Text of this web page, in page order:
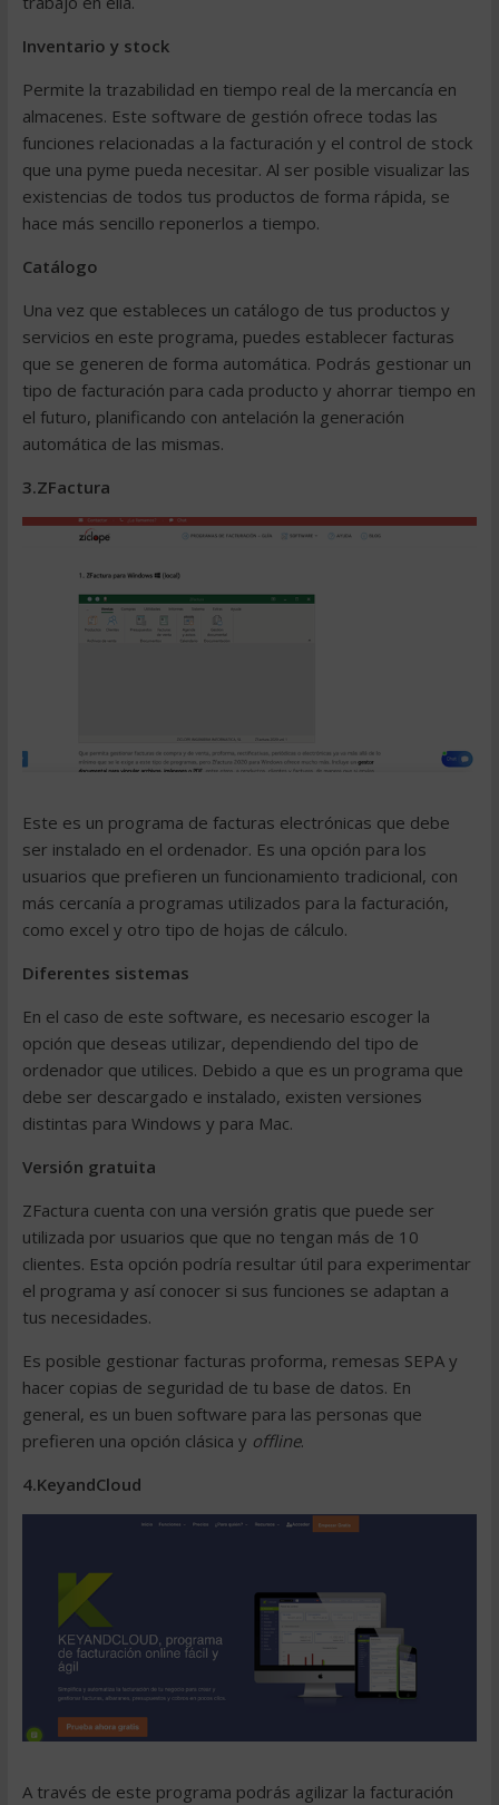
Inventario y stock
Permite la trazabilidad en tiempo real de la mercancía en
almacenes. Este software de gestión ofrece todas las
funciones relacionadas a la facturación y el control de stock
que una pyme pueda necesitar. Al ser posible visualizar las
existencias de todos tus productos de forma rápida, se
hace más sencillo reponerlos a tiempo.
Catálogo
Una vez que estableces un catálogo de tus productos y
servicios en este programa, puedes establecer facturas
que se generen de forma automática. Podrás gestionar un
tipo de facturación para cada producto y ahorrar tiempo en
el futuro, planificando con antelación la generación
automática de las mismas.
3.ZFactura
Este es un programa de facturas electrónicas que debe
ser instalado en el ordenador. Es una opción para los
usuarios que prefieren un funcionamiento tradicional, con
más cercanía a programas utilizados para la facturación,
como excel y otro tipo de hojas de cálculo.
Diferentes sistemas
En el caso de este software, es necesario escoger la
opción que deseas utilizar, dependiendo del tipo de
ordenador que utilices. Debido a que es un programa que
debe ser descargado e instalado, existen versiones
distintas para Windows y para Mac.
Versión gratuita
ZFactura cuenta con una versión gratis que puede ser
utilizada por usuarios que que no tengan más de 10
clientes. Esta opción podría resultar útil para experimentar
el programa y así conocer si sus funciones se adaptan a
tus necesidades.
Es posible gestionar facturas proforma, remesas SEPAy
hacer copias de seguridad de tu base de datos. En
general, es un buen software para las personas que
prefieren una opción clásica y offline.
4.KeyandCloud
A través de este programa podrás agilizar la facturación